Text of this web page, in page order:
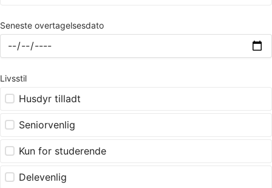
Seneste overtagelsesdato
Livsstil
Husdyr tilladt
Seniorvenlig
Kun for studerende
Delevenlig